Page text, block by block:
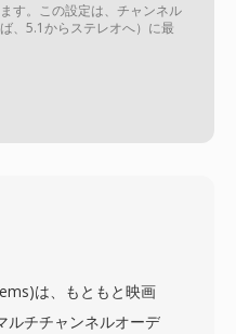
す。この設定は、チャンネル
、5.1からステレオへ）に最
は、もともと映画
ルチチャンネルオーデ